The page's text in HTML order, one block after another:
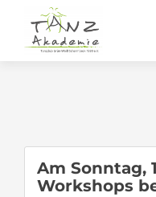
Am Sonntag,
Workshops